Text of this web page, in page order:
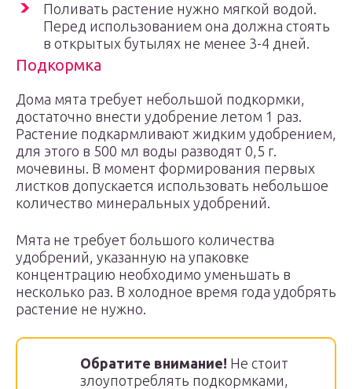
Поливать растение нужно мягкой водой.
Перед использованием она должна стоять
в открытых бутылях не менее 3-4 дней.
Подкормка
Дома мята требует небольшой подкормки,
достаточно внести удобрение летом 1 раз.
Растение подкармливают жидким удобрением,
для этого в 500 мл воды разводят 0,5 г.
мочевины. В момент формирования первых
листков допускается использовать небольшое
количество минеральных удобрений.
Мята не требует большого количества
удобрений, указанную на упаковке
концентрацию необходимо уменьшать в
несколько раз. В холодное время года удобрять
растение не нужно.
Обратите внимание! Не стоит
злоупотреблять подкормками,